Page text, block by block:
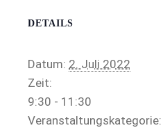
DETAILS
Datum: 2. Juli 2022
Zeit:
9:30 - 11:30
Veranstaltungskategorie: